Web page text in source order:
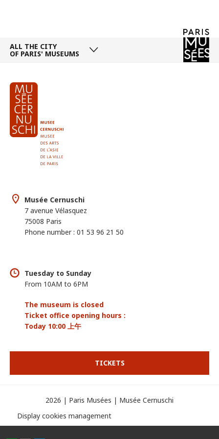
ALL THE CITY
OF PARIS' MUSEUMS
Musée Cernuschi
7 avenue Vélasquez
75008 Paris
Phone number : 01 53 96 21 50
Tuesday to Sunday
From 10AM to 6PM
The museum is closed
Ticket office opening hours :
Today 10:00 上午
TICKETS
2026 | Paris Musées | Musée Cernuschi
Display cookies management